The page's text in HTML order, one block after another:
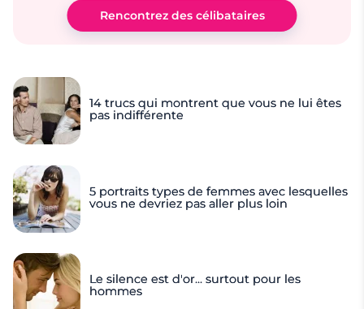
Rencontrez des célibataires
14 trucs qui montrent que vous ne lui êtes
pas indifférente
5 portraits types de femmes avec lesquelles
vous ne devriez pas aller plus loin
Le silence est d'or... surtout pour les
hommes